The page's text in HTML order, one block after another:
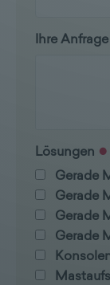
Ihre Anfrage
Lösungen
Gerade
Gerade
Gerade
Gerade